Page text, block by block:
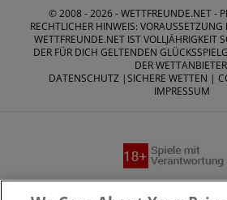
© 2008 - 2026 -WETTFREUNDE.NET-
RECHTLICHER HINWEIS:
WETTFREUNDE.NET IST VOLLJÄHRIGKEIT
DER FÜR DICH GELTENDEN
DER
DATENSCHUTZ |SICHERE WETTEN |
IMPRESSUM